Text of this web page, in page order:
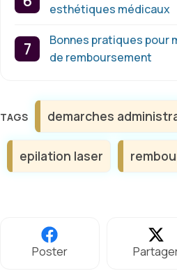
esthétiques médicaux
Bonnes pratiques pour
de remboursement
Étiquettes
demarches
epilation laser
Poster